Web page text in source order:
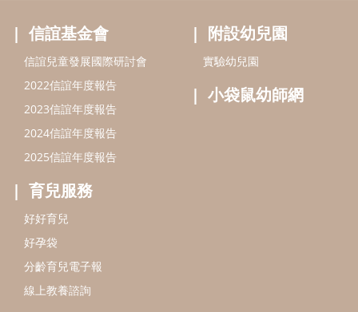
信誼基金會
信誼兒童發展國際研討會
2022信誼年度報告
2023信誼年度報告
2024信誼年度報告
2025信誼年度報告
育兒服務
好好育兒
好孕袋
分齡育兒電子報
線上教養諮詢
附設幼兒園
實驗幼兒園
小袋鼠幼師網